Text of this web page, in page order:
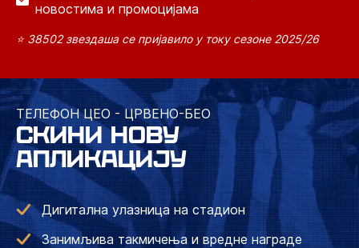
новостима и промоцијама
⭐ 38502 звездаша се пријавило у току сезоне 2025/26
ТЕЛЕФОН ЦЕО - ЦРВЕНО-БЕО
СКИНИ НОВУ
АПЛИКАЦИЈУ
Дигитална улазница на стадион
Занимљива такмичења и вредне награде